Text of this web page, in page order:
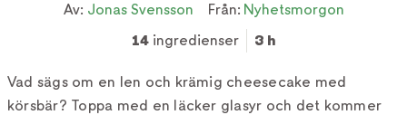
Av: Jonas Svensson Från: Nyhetsmorgon
14 ingredienser 3 h
Vad sägs om en len och krämig cheesecake med
körsbär? Toppa med en läcker glasyr och det kommer